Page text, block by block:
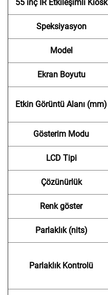
55 inç IR Etkileşimli Kiosk
Speksiyasyon
Model
Ekran Boyutu
Etkin Görüntü Alanı (mm)
Gösterim Modu
LCD Tipi
Çözünürlük
Renk göster
Parlaklık (nits)
Parlaklık Kontrolü